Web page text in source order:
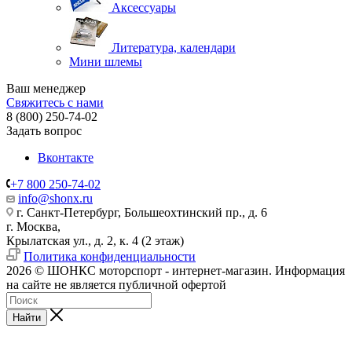
Аксессуары
Литература, календари
Мини шлемы
Ваш менеджер
Свяжитесь с нами
8 (800) 250-74-02
Задать вопрос
Вконтакте
+7 800 250-74-02
info@shonx.ru
г. Санкт-Петербург, Большеохтинский пр., д. 6
г. Москва,
Крылатская ул., д. 2, к. 4 (2 этаж)
Политика конфиденциальности
2026 © ШОНКС моторспорт - интернет-магазин. Информация
на сайте не является публичной офертой
Найти